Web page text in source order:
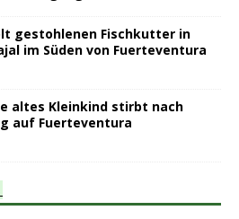
gestohlenen Fischkutter in
im Süden von Fuerteventura
altes Kleinkind stirbt nach
auf Fuerteventura